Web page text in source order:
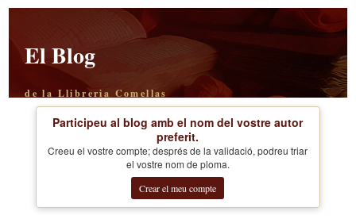
El Blog
de la Llibreria Comellas
Participeu al blog amb el nom del vostre autor
preferit.
Creeu el vostre compte; després de la validació, podreu triar
el vostre nom de ploma.
Crear el meu compte